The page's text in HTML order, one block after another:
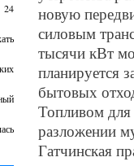
24
новую
силовым
тысячи кВт
планируется
бытовых
Топливом для
разложении
Гатчинская